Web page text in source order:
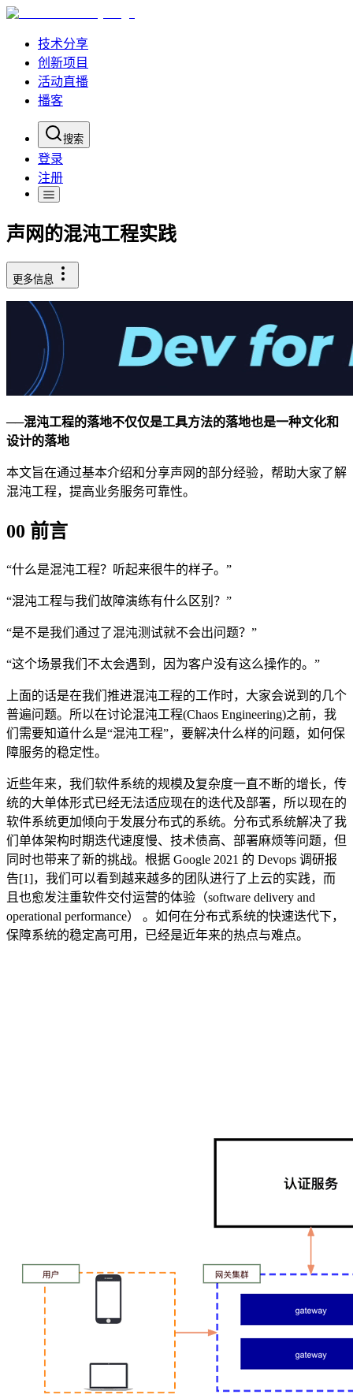
技术分享
创新项目
活动直播
播客
搜索
登录
注册
声网的混沌工程实践
更多信息
──混沌工程的落地不仅仅是工具方法的落地也是一种文化和
设计的落地
本文旨在通过基本介绍和分享声网的部分经验，帮助大家了解
混沌工程，提高业务服务可靠性。
00 前言
“什么是混沌工程？听起来很牛的样子。”
“混沌工程与我们故障演练有什么区别？”
“是不是我们通过了混沌测试就不会出问题？”
“这个场景我们不太会遇到，因为客户没有这么操作的。”
上面的话是在我们推进混沌工程的工作时，大家会说到的几个
普遍问题。所以在讨论混沌工程(Chaos Engineering)之前，我
们需要知道什么是“混沌工程”，要解决什么样的问题，如何保
障服务的稳定性。
近些年来，我们软件系统的规模及复杂度一直不断的增长，传
统的大单体形式已经无法适应现在的迭代及部署，所以现在的
软件系统更加倾向于发展分布式的系统。分布式系统解决了我
们单体架构时期迭代速度慢、技术债高、部署麻烦等问题，但
同时也带来了新的挑战。根据 Google 2021 的 Devops 调研报
告[1]，我们可以看到越来越多的团队进行了上云的实践，而
且也愈发注重软件交付运营的体验（software delivery and
operational performance） 。如何在分布式系统的快速迭代下，
保障系统的稳定高可用，已经是近年来的热点与难点。